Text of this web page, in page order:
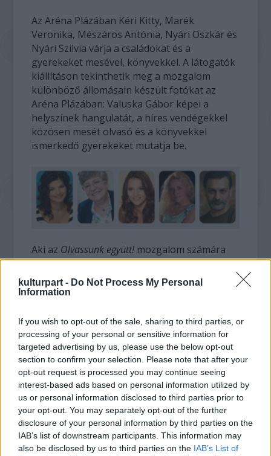
kulturpart - Do Not Process My Personal
Information
If you wish to opt-out of the sale, sharing to third parties, or
processing of your personal or sensitive information for
targeted advertising by us, please use the below opt-out
section to confirm your selection. Please note that after your
opt-out request is processed you may continue seeing
interest-based ads based on personal information utilized by
us or personal information disclosed to third parties prior to
your opt-out. You may separately opt-out of the further
disclosure of your personal information by third parties on the
IAB’s list of downstream participants. This information may
also be disclosed by us to third parties on the IAB’s List of
Az Aréna Plázában Kéri Kitty, Marék
Veronika, Mészáros Antónia, Nyári Oszkár és
Nyári Szilvia várja a családokat és a
gyerekeket mesével, könyvekkel. A látogatók
kiállításon tekinthetik meg a mozgalom
különböző állomásain készült fotókat az
Aréna Plázában: Valuska Gábor képei a
helyszínek hangulatát, a híres vendégekkel
közösen mesét olvasó és a könyvekkel
ismerkedő gyerekeket mutatja be.
Aki az Olvassunk együtt! mozgalom számára
szeretne könyvet adni, az év végéig
elhelyezheti azOlvassunk együtt!emblémával
ellátott gyűjtővárakban, leadhatja az ország
az V. Október 6. utca 12-ben, az OSI (Nyílt
Társadalom Intézet) épületében.
A program kezdeményezője és irányítója a
Nyílt Társadalom Intézet Roma Programja, a
lebonyolításban különböző szakmai
szervezetek, médiatámogatók és
könyvkiadók vesznek részt. AzOlvassunk
együtt!több száz könyvet hagy minden
helyszínen, ami reményeik szerint